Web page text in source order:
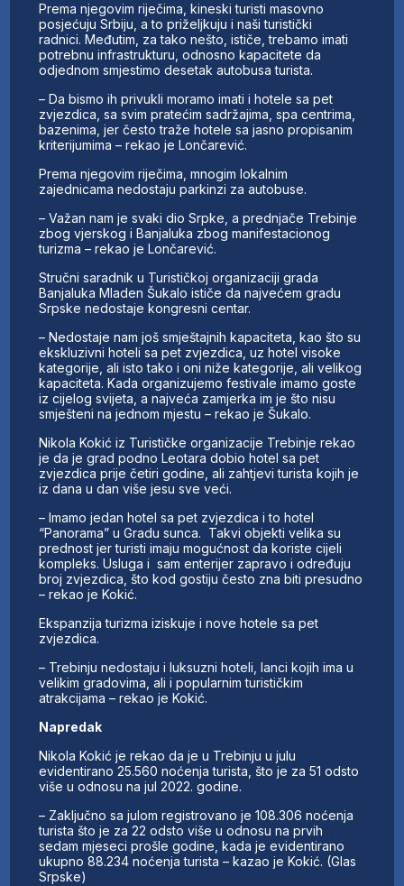
Prema njegovim riječima, kineski turisti masovno
posjećuju Srbiju, a to priželjkuju i naši turistički
radnici. Međutim, za tako nešto, ističe, trebamo imati
potrebnu infrastrukturu, odnosno kapacitete da
odjednom smjestimo desetak autobusa turista.
– Da bismo ih privukli moramo imati i hotele sa pet
zvjezdica, sa svim pratećim sadržajima, spa centrima,
bazenima, jer često traže hotele sa jasno propisanim
kriterijumima – rekao je Lončarević.
Prema njegovim riječima, mnogim lokalnim
zajednicama nedostaju parkinzi za autobuse.
– Važan nam je svaki dio Srpke, a prednjače Trebinje
zbog vjerskog i Banjaluka zbog manifestacionog
turizma – rekao je Lončarević.
Stručni saradnik u Turističkoj organizaciji grada
Banjaluka Mladen Šukalo ističe da najvećem gradu
Srpske nedostaje kongresni centar.
– Nedostaje nam još smještajnih kapaciteta, kao što su
ekskluzivni hoteli sa pet zvjezdica, uz hotel visoke
kategorije, ali isto tako i oni niže kategorije, ali velikog
kapaciteta. Kada organizujemo festivale imamo goste
iz cijelog svijeta, a najveća zamjerka im je što nisu
smješteni na jednom mjestu – rekao je Šukalo.
Nikola Kokić iz Turističke organizacije Trebinje rekao
je da je grad podno Leotara dobio hotel sa pet
zvjezdica prije četiri godine, ali zahtjevi turista kojih je
iz dana u dan više jesu sve veći.
– Imamo jedan hotel sa pet zvjezdica i to hotel
“Panorama” u Gradu sunca. Takvi objekti velika su
prednost jer turisti imaju mogućnost da koriste cijeli
kompleks. Usluga i sam enterijer zapravo i određuju
broj zvjezdica, što kod gostiju često zna biti presudno
– rekao je Kokić.
Ekspanzija turizma iziskuje i nove hotele sa pet
zvjezdica.
– Trebinju nedostaju i luksuzni hoteli, lanci kojih ima u
velikim gradovima, ali i popularnim turističkim
atrakcijama – rekao je Kokić.
Napredak
Nikola Kokić je rekao da je u Trebinju u julu
evidentirano 25.560 noćenja turista, što je za 51 odsto
više u odnosu na jul 2022. godine.
– Zaključno sa julom registrovano je 108.306 noćenja
turista što je za 22 odsto više u odnosu na prvih
sedam mjeseci prošle godine, kada je evidentirano
ukupno 88.234 noćenja turista – kazao je Kokić. (Glas
Srpske)